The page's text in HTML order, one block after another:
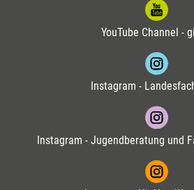
YouTube Channel -
Instagram -
Instagram - Jugendberatung und